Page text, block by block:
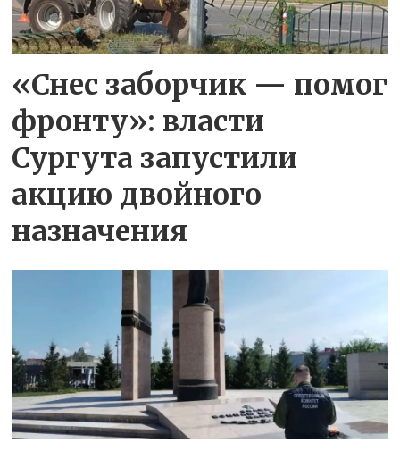
«Снес заборчик — помог
фронту»: власти
Сургута запустили
акцию двойного
назначения